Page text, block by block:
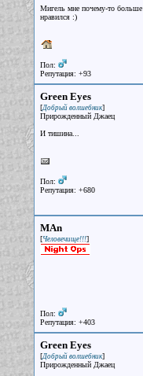
Мигель мне почему-то больше
нравился :)
Пол:
Репутация: +93
Green Eyes
[Добрый волшебник]
Прирожденный Джаец
И тишина...
Пол:
Репутация: +680
MAn
[Человечище!!!]
Пол:
Репутация: +403
Green Eyes
[Добрый волшебник]
Прирожденный Джаец